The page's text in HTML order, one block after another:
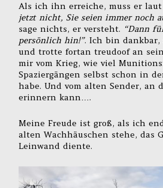
Als ich ihn erreiche, muss er laut
jetzt nicht, Sie seien immer noch
sage nichts, er versteht. “Dann
persönlich hin!”. Ich bin dankbar,
und trotte fortan treudoof an
mir vom Krieg, wie viel
Spaziergängen selbst schon in
habe. Und vom alten Sender, an
erinnern kann….
Meine Freude ist groß, als ich
alten Wachhäuschen stehe, das
Leinwand diente.